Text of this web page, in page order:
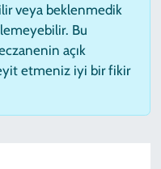
veya beklenmedik
Bu
açık
etmeniz iyi bir fikir